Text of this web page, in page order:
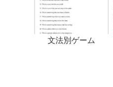
文法別ゲーム